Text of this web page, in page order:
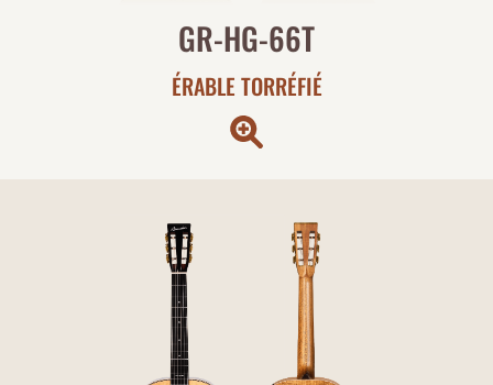
GR-HG-66T
ÉRABLE TORRÉFIÉ